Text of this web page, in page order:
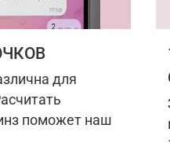
для
поможет наш